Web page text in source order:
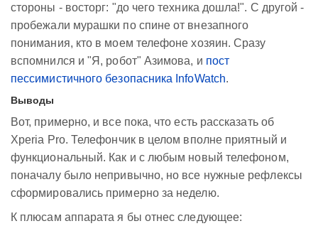
стороны - восторг: "до чего техника дошла!". С другой -
пробежали мурашки по спине от внезапного
понимания, кто в моем телефоне хозяин. Сразу
вспомнился и "Я, робот" Азимова, и пост
пессимистичного безопасника InfoWatch.
Выводы
Вот, примерно, и все пока, что есть рассказать об
Xperia Pro. Телефончик в целом вполне приятный и
функциональный. Как и с любым новый телефоном,
поначалу было непривычно, но все нужные рефлексы
сформировались примерно за неделю.
К плюсам аппарата я бы отнес следующее: